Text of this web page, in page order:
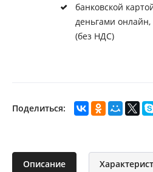
банковской
деньгами
(без НДС)
Поделиться:
Описание